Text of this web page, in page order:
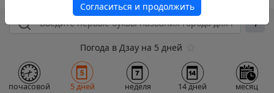
Погода в Дзау на 5 дней
почасовой 5 дней неделя 14 дней месяц
Согласиться и продолжить